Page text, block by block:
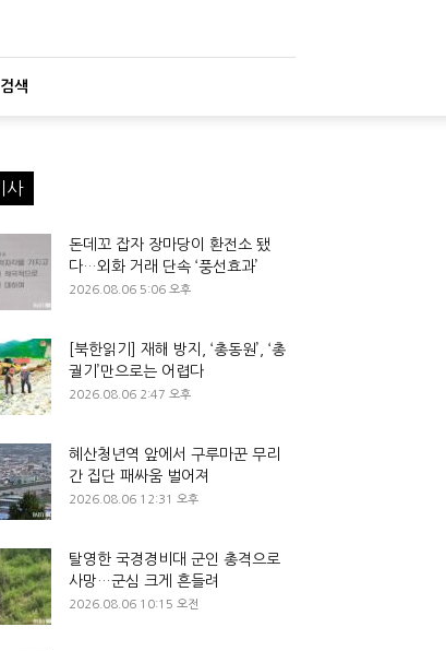
검색
사
돈데꼬 잡자 장마당이 환전소 됐
다…외화 거래 단속 ‘풍선효과’
2026.08.06 5:06 오후
[북한읽기] 재해 방지, ‘총동원’, ‘총
궐기’만으로는 어렵다
2026.08.06 2:47 오후
혜산청년역 앞에서 구루마꾼 무리
간 집단 패싸움 벌어져
2026.08.06 12:31 오후
탈영한 국경경비대 군인 총격으로
사망…군심 크게 흔들려
2026.08.06 10:15 오전